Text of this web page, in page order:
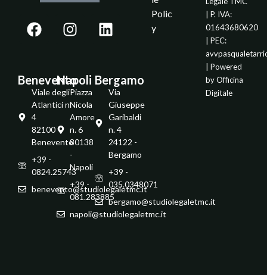
Benevento
Viale degli
Atlantici n.
4
82100 -
Benevento
+39 -
0824.25743
benevento@studiolegaletmc.it
Napoli
Piazza
Nicola
Amore
n. 6
80138
-
Napoli
+39 -
081.283885
napoli@studiolegaletmc.it
Bergamo
Via
Giuseppe
Garibaldi
n. 4
24122 -
Bergamo
+39 -
035.0348071
bergamo@studiolegaletmc.it
Polic
y
| P. IVA:
01643680620
| PEC:
| Powered
byOfficina
Digitale